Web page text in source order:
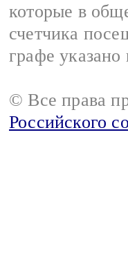
которые в
счетчика
графе
© Все права
Российского